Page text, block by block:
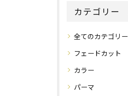
カテゴリー
全てのカテゴリー
フェードカット
カラー
パーマ